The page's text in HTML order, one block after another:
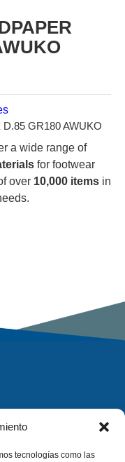
tecnologías como las
GR180 AWUKO
a wide range of
for footwear
over 10,000 items in